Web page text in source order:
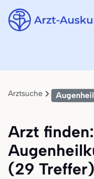
Arztsuche
Arzt finden:
(29